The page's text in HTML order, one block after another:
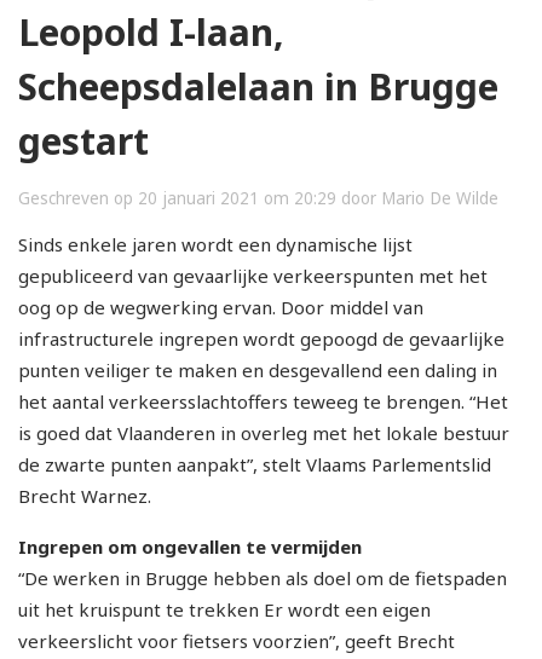
Leopold I-laan,
Scheepsdalelaan in Brugge
gestart
Geschreven op 20 januari 2021 om 20:29 door Mario De Wilde
Sinds enkele jaren wordt een dynamische lijst
gepubliceerd van gevaarlijke verkeerspunten met het
oog op de wegwerking ervan. Door middel van
infrastructurele ingrepen wordt gepoogd de gevaarlijke
punten veiliger te maken en desgevallend een daling in
het aantal verkeersslachtoffers teweeg te brengen. “Het
is goed dat Vlaanderen in overleg met het lokale bestuur
de zwarte punten aanpakt”, stelt Vlaams Parlementslid
Brecht Warnez.
Ingrepen om ongevallen te vermijden
“De werken in Brugge hebben als doel om de fietspaden
uit het kruispunt te trekken Er wordt een eigen
verkeerslicht voor fietsers voorzien”, geeft Brecht